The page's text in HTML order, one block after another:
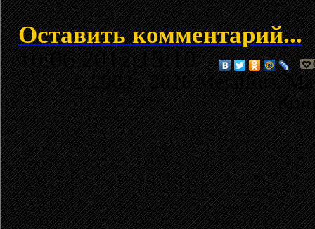
Оставить комментарий...
10.06.2012 15:10
© 2003 - 2026 MetalRus.